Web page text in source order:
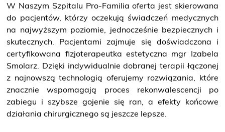
Badania prenatalne
wczesna diagnostyka
Przyjęcie do szpitala
Bądź przygotowany
W Naszym Szpitalu Pro-Familia oferta jest skierowana
do pacjentów, którzy oczekują świadczeń medycznych
na najwyższym poziomie, jednocześnie bezpiecznych i
skutecznych. Pacjentami zajmuje się doświadczona i
certyfikowana fizjoterapeutka estetyczna mgr Izabela
Smolarz. Dzięki indywidualnie dobranej terapii łączonej
z najnowszą technologią oferujemy rozwiązania, które
znacznie wspomagają proces rekonwalescencji po
zabiegu i szybsze gojenie się ran, a efekty końcowe
działania chirurgicznego są jeszcze lepsze.